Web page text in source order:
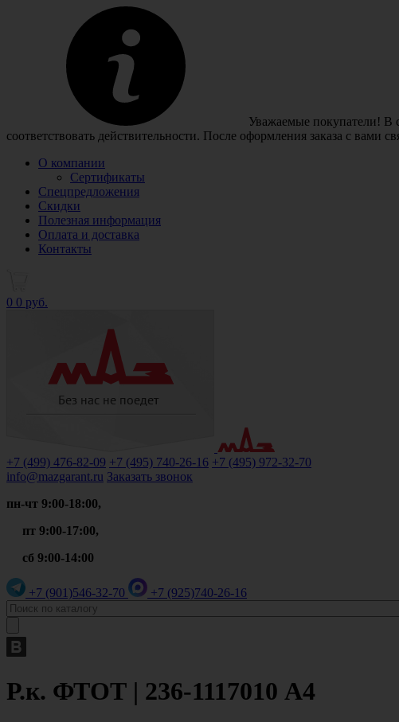
Уважаемые покупатели! В
соответствовать действительности. После оформления заказа с вами
О компании
Сертификаты
Спецпредложения
Скидки
Полезная информация
Оплата и доставка
Контакты
0 0 руб.
+7 (499) 476-82-09 +7 (495) 740-26-16 +7 (495) 972-32-70
info@mazgarant.ru Заказать звонок
пн-чт 9:00-18:00,
пт 9:00-17:00,
сб 9:00-14:00
+7 (901)546-32-70 +7 (925)740-26-16
Р.к. ФТОТ | 236-1117010 А4